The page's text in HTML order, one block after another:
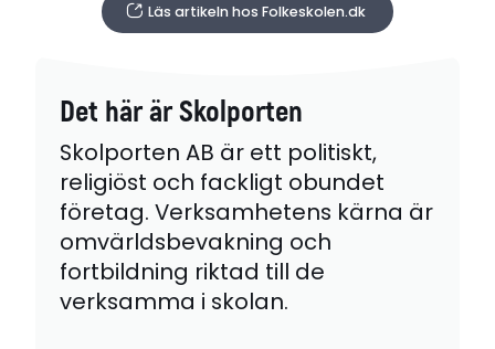
Läs artikeln hos Folkeskolen.dk
Det här är Skolporten
Skolporten AB är ett politiskt,
religiöst och fackligt obundet
företag. Verksamhetens kärna är
omvärldsbevakning och
fortbildning riktad till de
verksamma i skolan.